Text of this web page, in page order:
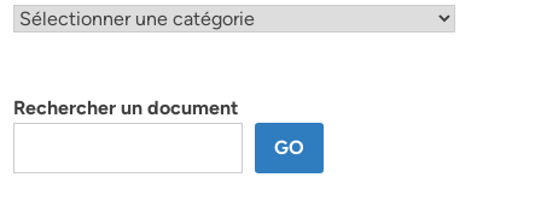
Classification
Rechercher un document
GO